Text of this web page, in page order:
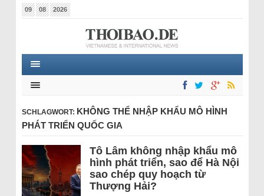
09 08 2026
SCHLAGWORT: KHÔNG THỂ NHẬP KHẨU MÔ HÌNH
PHÁT TRIỂN QUỐC GIA
Tô Lâm không nhập khẩu mô
hình phát triển, sao để Hà Nội
sao chép quy hoạch từ
Thượng Hải?